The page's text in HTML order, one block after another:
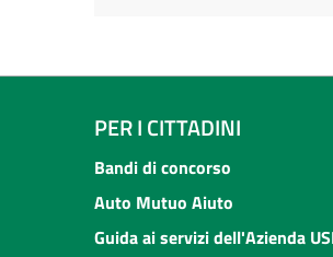
PER I CITTADINI
Bandi di concorso
Auto Mutuo Aiuto
Guida ai servizi dell'Azienda